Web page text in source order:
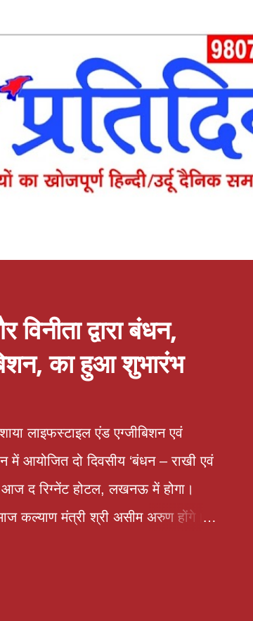
द्वारा बंधन,
का हुआ शुभारंभ
लाइफस्टाइल एंड एग्जीबिशन एवं
आयोजित दो दिवसीय ‘बंधन – राखी एवं
द रिग्नेंट होटल, लखनऊ में होगा।
कल्याण मंत्री श्री असीम अरुण होंगे।